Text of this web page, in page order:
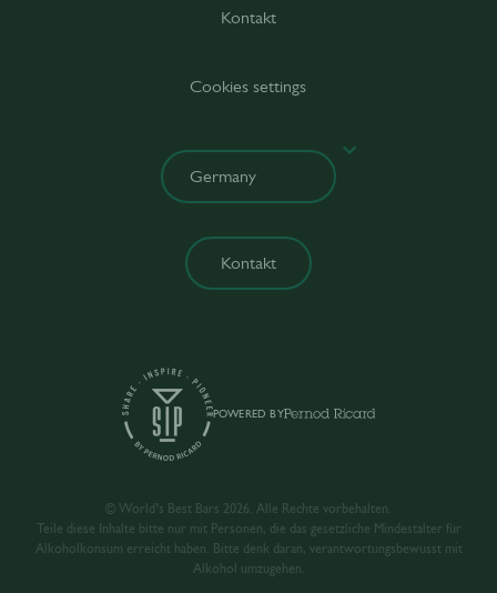
POWERED BY
Kontakt
Cookies settings
Kontakt
© World’s Best Bars 2026. Alle Rechte vorbehalten.
Teile diese Inhalte bitte nur mit Personen, die das gesetzliche Mindestalter für
Alkoholkonsum erreicht haben. Bitte denk daran, verantwortungsbewusst mit
Alkohol umzugehen.